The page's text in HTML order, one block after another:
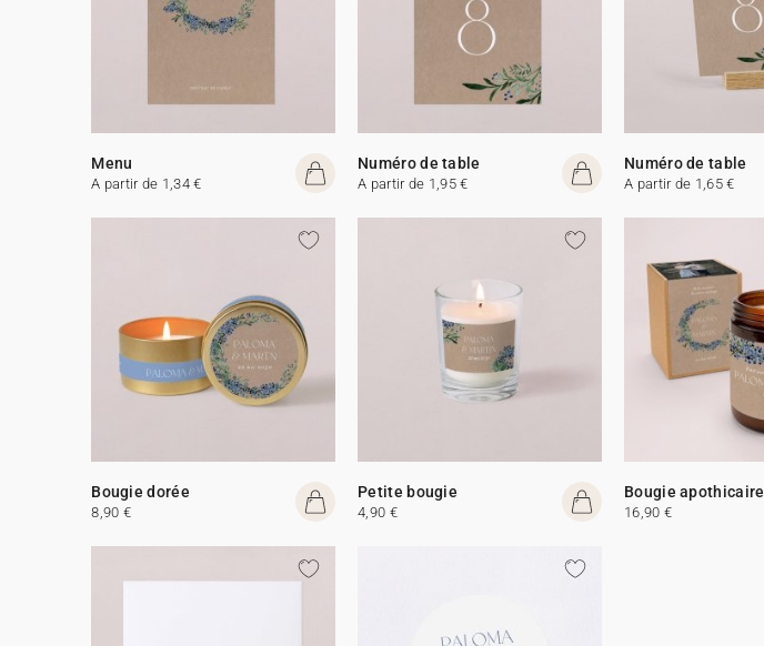
Menu
A partir de 1,34 €
Numéro de table
A partir de 1,95 €
Numéro de table
A partir de 1,65 €
Bougie dorée
8,90 €
Petite bougie
4,90 €
Bougie apothicaire
16,90 €